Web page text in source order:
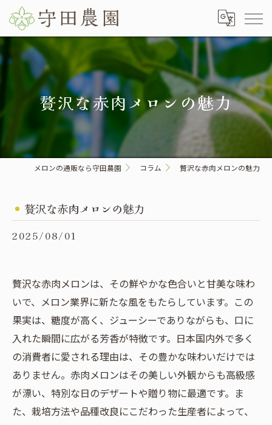
贅沢な赤肉メロンの魅力
メロンの通販なら守田農園 コラム 贅沢な赤肉メロンの魅力
贅沢な赤肉メロンの魅力
2025/08/01
贅沢な赤肉メロンは、その鮮やかな色合いと甘美な味わ
いで、メロン業界に新たな風をもたらしています。この
果実は、糖度が高く、ジューシーでありながらも、口に
入れた瞬間に広がる芳香が特徴です。日本国内外で多く
の消費者に愛される理由は、その豊かな味わいだけでは
ありません。赤肉メロンはその美しい外観からも高級感
が漂い、特別な日のデザートや贈り物に最適です。ま
た、栽培方法や品種改良にこだわった生産者によって、